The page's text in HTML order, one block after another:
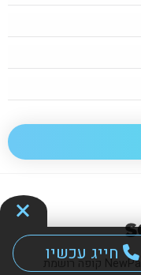
חייג עכשיו